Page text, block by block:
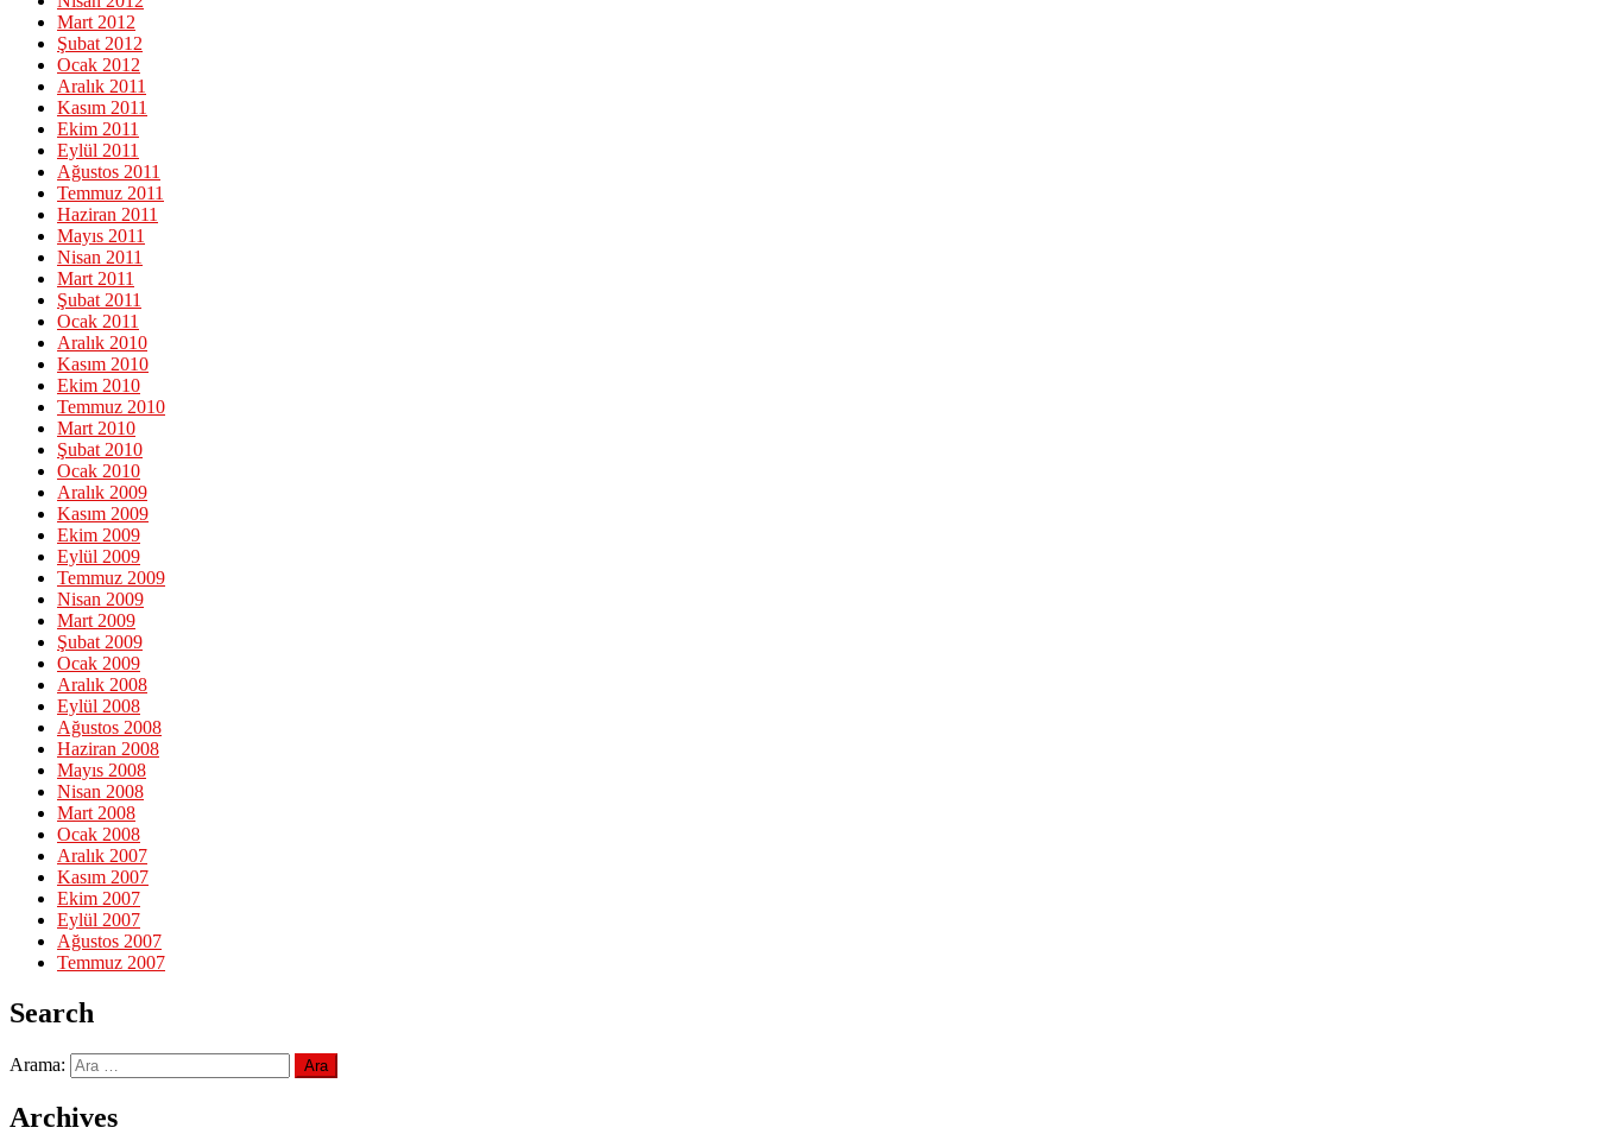
Mart 2012
Şubat 2012
Ocak 2012
Aralık 2011
Kasım 2011
Ekim 2011
Eylül 2011
Ağustos 2011
Temmuz 2011
Haziran 2011
Mayıs 2011
Nisan 2011
Mart 2011
Şubat 2011
Ocak 2011
Aralık 2010
Kasım 2010
Ekim 2010
Temmuz 2010
Mart 2010
Şubat 2010
Ocak 2010
Aralık 2009
Kasım 2009
Ekim 2009
Eylül 2009
Temmuz 2009
Nisan 2009
Mart 2009
Şubat 2009
Ocak 2009
Aralık 2008
Eylül 2008
Ağustos 2008
Haziran 2008
Mayıs 2008
Nisan 2008
Mart 2008
Ocak 2008
Aralık 2007
Kasım 2007
Ekim 2007
Eylül 2007
Ağustos 2007
Temmuz 2007
Search
Arama:
Archives